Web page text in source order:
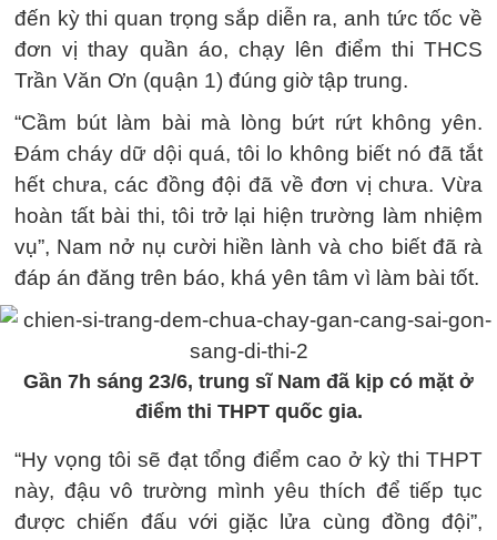
đến kỳ thi quan trọng sắp diễn ra, anh tức tốc về
đơn vị thay quần áo, chạy lên điểm thi THCS
Trần Văn Ơn (quận 1) đúng giờ tập trung.
“Cầm bút làm bài mà lòng bứt rứt không yên.
Đám cháy dữ dội quá, tôi lo không biết nó đã tắt
hết chưa, các đồng đội đã về đơn vị chưa. Vừa
hoàn tất bài thi, tôi trở lại hiện trường làm nhiệm
vụ”, Nam nở nụ cười hiền lành và cho biết đã rà
đáp án đăng trên báo, khá yên tâm vì làm bài tốt.
Gần 7h sáng 23/6, trung sĩ Nam đã kịp có mặt ở
điểm thi THPT quốc gia.
“Hy vọng tôi sẽ đạt tổng điểm cao ở kỳ thi THPT
này, đậu vô trường mình yêu thích để tiếp tục
được chiến đấu với giặc lửa cùng đồng đội”,